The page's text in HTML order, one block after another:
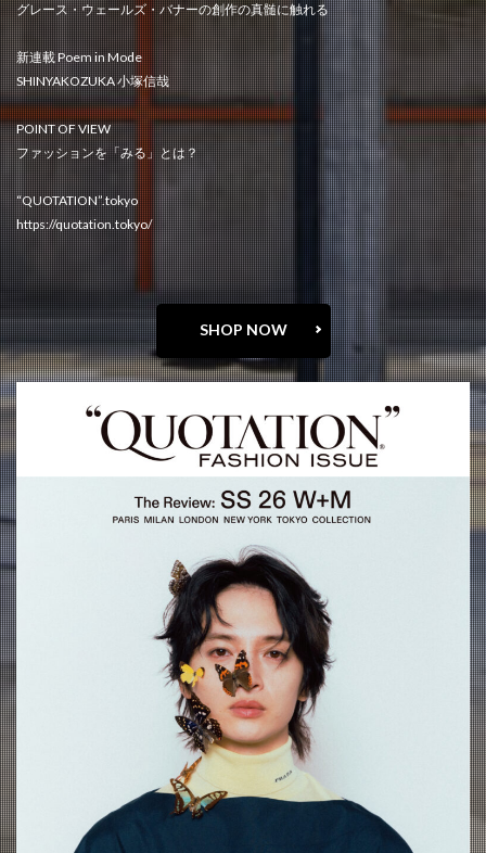
グレース・ウェールズ・バナーの創作の真髄に触れる
新連載 Poem in Mode
SHINYAKOZUKA 小塚信哉
POINT OF VIEW
ファッションを「みる」とは？
“QUOTATION”.tokyo
https://quotation.tokyo/
SHOP NOW